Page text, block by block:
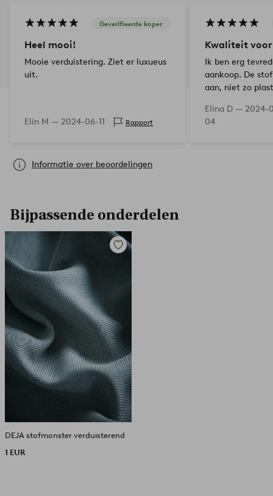
Geverifieerde koper
Heel mooi!
Mooie verduistering. Ziet er luxueus
uit.
Elin M — 2024-06-11 Rapport
Kwaliteit
Ik ben erg
aankoop. De
aan, niet zo
genaaid. Ik vind
verduister…
Elina D — 2024-
04
Informatie over beoordelingen
Bijpassende onderdelen
Toevoegen
DEJA stofmonster verduisterend
1 EUR